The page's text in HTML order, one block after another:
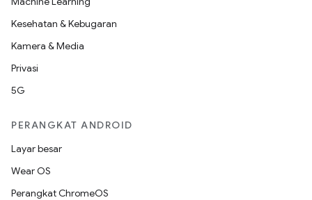
Kesehatan & Kebugaran
Kamera & Media
Privasi
5G
PERANGKAT ANDROID
Layar besar
Wear OS
Perangkat ChromeOS